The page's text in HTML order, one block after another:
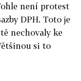
není protest
DPH. Toto je
nechovaly ke
si to